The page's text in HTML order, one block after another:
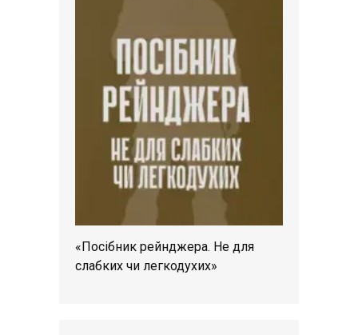
«Посібник рейнджера. Не для
слабких чи легкодухих»